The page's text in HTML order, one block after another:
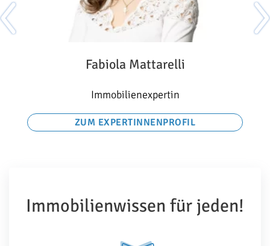
Fabiola Mattarelli
Immobilienexpertin
ZUM EXPERTINNENPROFIL
Immobilienwissen für jeden!